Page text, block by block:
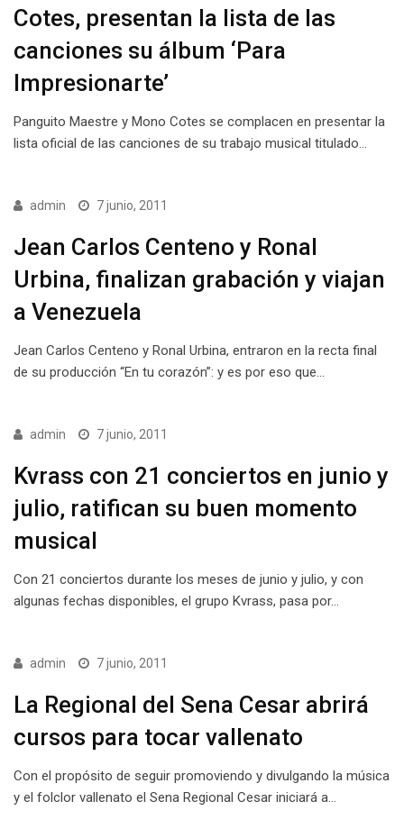
Cotes, presentan la lista de las
canciones su álbum ‘Para
Impresionarte’
Panguito Maestre y Mono Cotes se complacen en presentar la
lista oficial de las canciones de su trabajo musical titulado…
admin 7 junio, 2011
Jean Carlos Centeno y Ronal
Urbina, finalizan grabación y viajan
a Venezuela
Jean Carlos Centeno y Ronal Urbina, entraron en la recta final
de su producción “En tu corazón”: y es por eso que…
admin 7 junio, 2011
Kvrass con 21 conciertos en junio y
julio, ratifican su buen momento
musical
Con 21 conciertos durante los meses de junio y julio, y con
algunas fechas disponibles, el grupo Kvrass, pasa por…
admin 7 junio, 2011
La Regional del Sena Cesar abrirá
cursos para tocar vallenato
Con el propósito de seguir promoviendo y divulgando la música
y el folclor vallenato el Sena Regional Cesar iniciará a…